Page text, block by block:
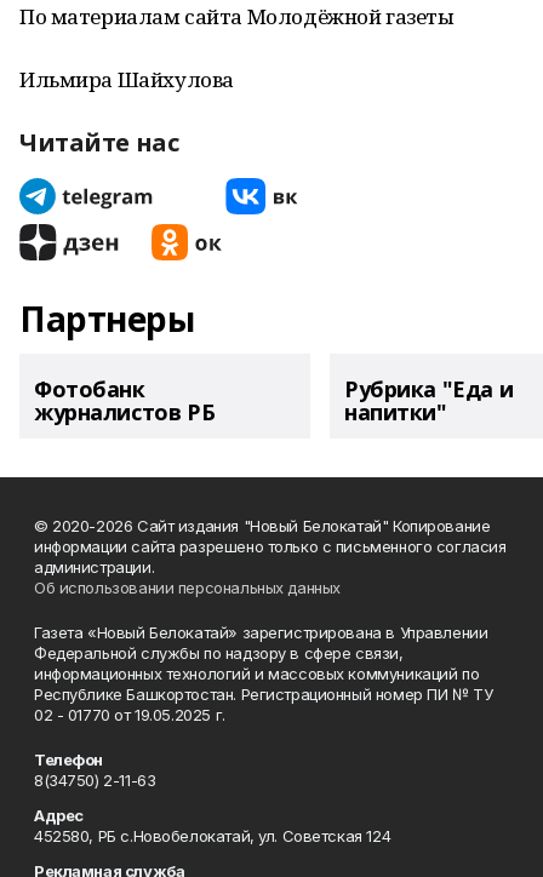
По материалам сайта Молодёжной газеты
Ильмира Шайхулова
Читайте нас
Партнеры
Фотобанк
журналистов РБ
Рубрика "Еда и
напитки"
© 2020-2026 Сайт издания "Новый Белокатай" Копирование
информации сайта разрешено только с письменного согласия
администрации.
Об использовании персональных данных
Газета «Новый Белокатай» зарегистрирована в Управлении
Федеральной службы по надзору в сфере связи,
информационных технологий и массовых коммуникаций по
Республике Башкортостан. Регистрационный номер ПИ № ТУ
02 - 01770 от 19.05.2025 г.
Телефон
8(34750) 2-11-63
Адрес
452580, РБ с.Новобелокатай, ул. Советская 124
Рекламная служба